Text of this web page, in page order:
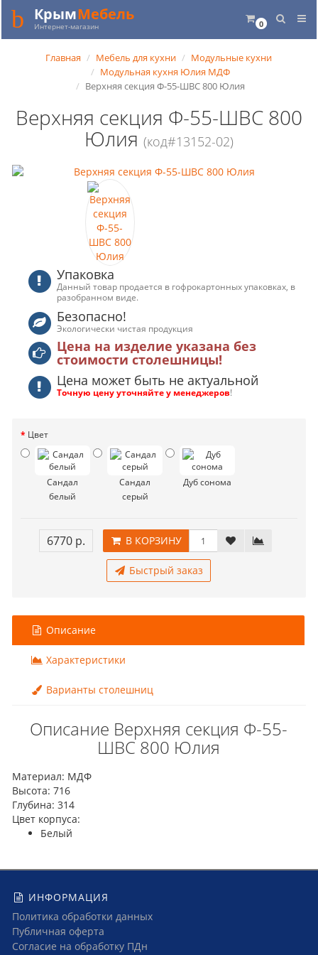
0
КрымМебель
Интернет-магазин
Главная Мебель для кухни
Модульные кухни
Модульная кухня Юлия МДФ
Верхняя секция Ф-55-ШВС 800 Юлия
Верхняя секция Ф-55-ШВС 800
Юлия (код#13152-02)
Упаковка
Данный товар продается в гофрокартонных упаковках, в
разобранном виде.
Безопасно!
Экологически чистая продукция
Цена на изделие указана без
стоимости столешницы!
Цена может быть не актуальной
Точную цену уточняйте у менеджеров!
Цвет
Сандал
белый
Сандал
серый
Дуб сонома
6770 р. В КОРЗИНУ
Быстрый заказ
Описание
Характеристики
Варианты столешниц
Описание Верхняя секция Ф-55-
ШВС 800 Юлия
Материал: МДФ
Высота: 716
Глубина: 314
Цвет корпуса:
Белый
ИНФОРМАЦИЯ
Политика обработки данных
Публичная оферта
Согласие на обработку ПДн